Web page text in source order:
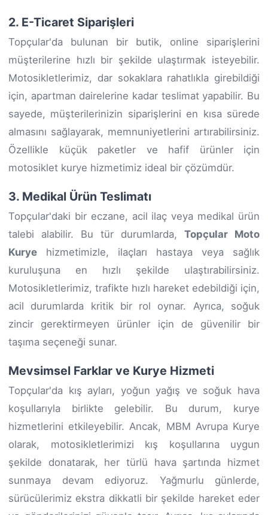
2. E-Ticaret Siparişleri
Topçular'da bulunan bir butik, online siparişlerini
müşterilerine hızlı bir şekilde ulaştırmak isteyebilir.
Motosikletlerimiz, dar sokaklara rahatlıkla girebildiği
için, apartman dairelerine kadar teslimat yapabilir. Bu
sayede, müşterilerinizin siparişlerini en kısa sürede
almasını sağlayarak, memnuniyetlerini artırabilirsiniz.
Özellikle küçük paketler ve hafif ürünler için
motosiklet kurye hizmetimiz ideal bir çözümdür.
3. Medikal Ürün Teslimatı
Topçular'daki bir eczane, acil ilaç veya medikal ürün
talebi alabilir. Bu tür durumlarda, Topçular Moto
Kurye hizmetimizle, ilaçları hastaya veya sağlık
kuruluşuna en hızlı şekilde ulaştırabilirsiniz.
Motosikletlerimiz, trafikte hızlı hareket edebildiği için,
acil durumlarda kritik bir rol oynar. Ayrıca, soğuk
zincir gerektirmeyen ürünler için de güvenilir bir
taşıma seçeneği sunar.
Mevsimsel Farklar ve Kurye Hizmeti
Topçular'da kış ayları, yoğun yağış ve soğuk hava
koşullarıyla birlikte gelebilir. Bu durum, kurye
hizmetlerini etkileyebilir. Ancak, MBM Avrupa Kurye
olarak, motosikletlerimizi kış koşullarına uygun
şekilde donatarak, her türlü hava şartında hizmet
sunmaya devam ediyoruz. Yağmurlu günlerde,
sürücülerimiz ekstra dikkatli bir şekilde hareket eder